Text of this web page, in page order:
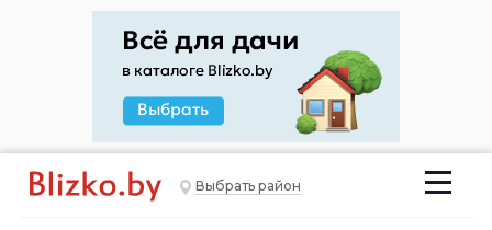
Выбрать район